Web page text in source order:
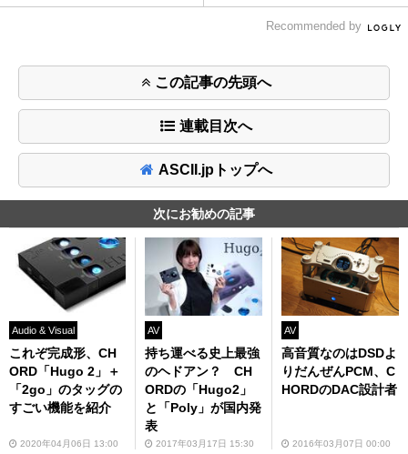
Recommended by
この記事の先頭へ
連載目次へ
ASCII.jpトップへ
次にお勧めの記事
Audio & Visual
これぞ完成形、CH
ORD「Hugo 2」＋
「2go」のタッグの
すごい機能を紹介
2020年04月06日 13:00
AV
持ち運べる史上最強
のヘドアン？ CH
ORDの「Hugo2」
と「Poly」が国内発
表
2017年03月17日 15:30
AV
高音質なのはDSDよ
りだんぜんPCM、C
HORDのDAC設計者
2016年03月07日 00:00